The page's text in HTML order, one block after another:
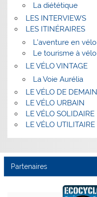
La diététique
LES INTERVIEWS
LES ITINÉRAIRES
L’aventure en vélo
Le tourisme à vélo
LE VÉLO VINTAGE
La Voie Aurélia
LE VÉLO DE DEMAIN
LE VÉLO URBAIN
LE VÉLO SOLIDAIRE
LE VÉLO UTILITAIRE
Partenaires